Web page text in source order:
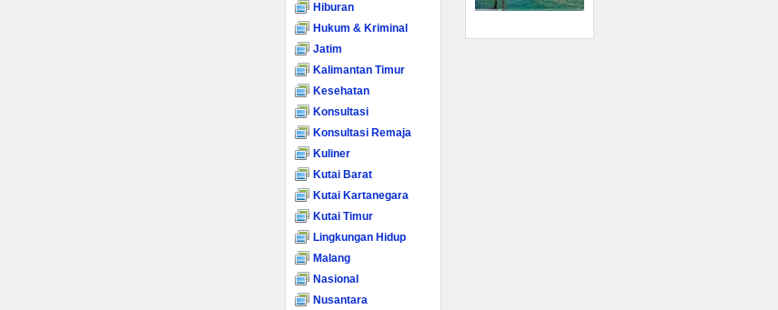
Hiburan
Hukum & Kriminal
Jatim
Kalimantan Timur
Kesehatan
Konsultasi
Konsultasi Remaja
Kuliner
Kutai Barat
Kutai Kartanegara
Kutai Timur
Lingkungan Hidup
Malang
Nasional
Nusantara